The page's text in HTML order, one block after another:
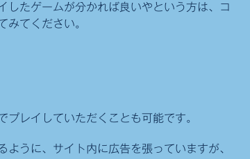
したゲームが分かれば良いやという方は、コ
みてください。
レイしていただくことも可能です。
うに、サイト内に広告を張っていますが、